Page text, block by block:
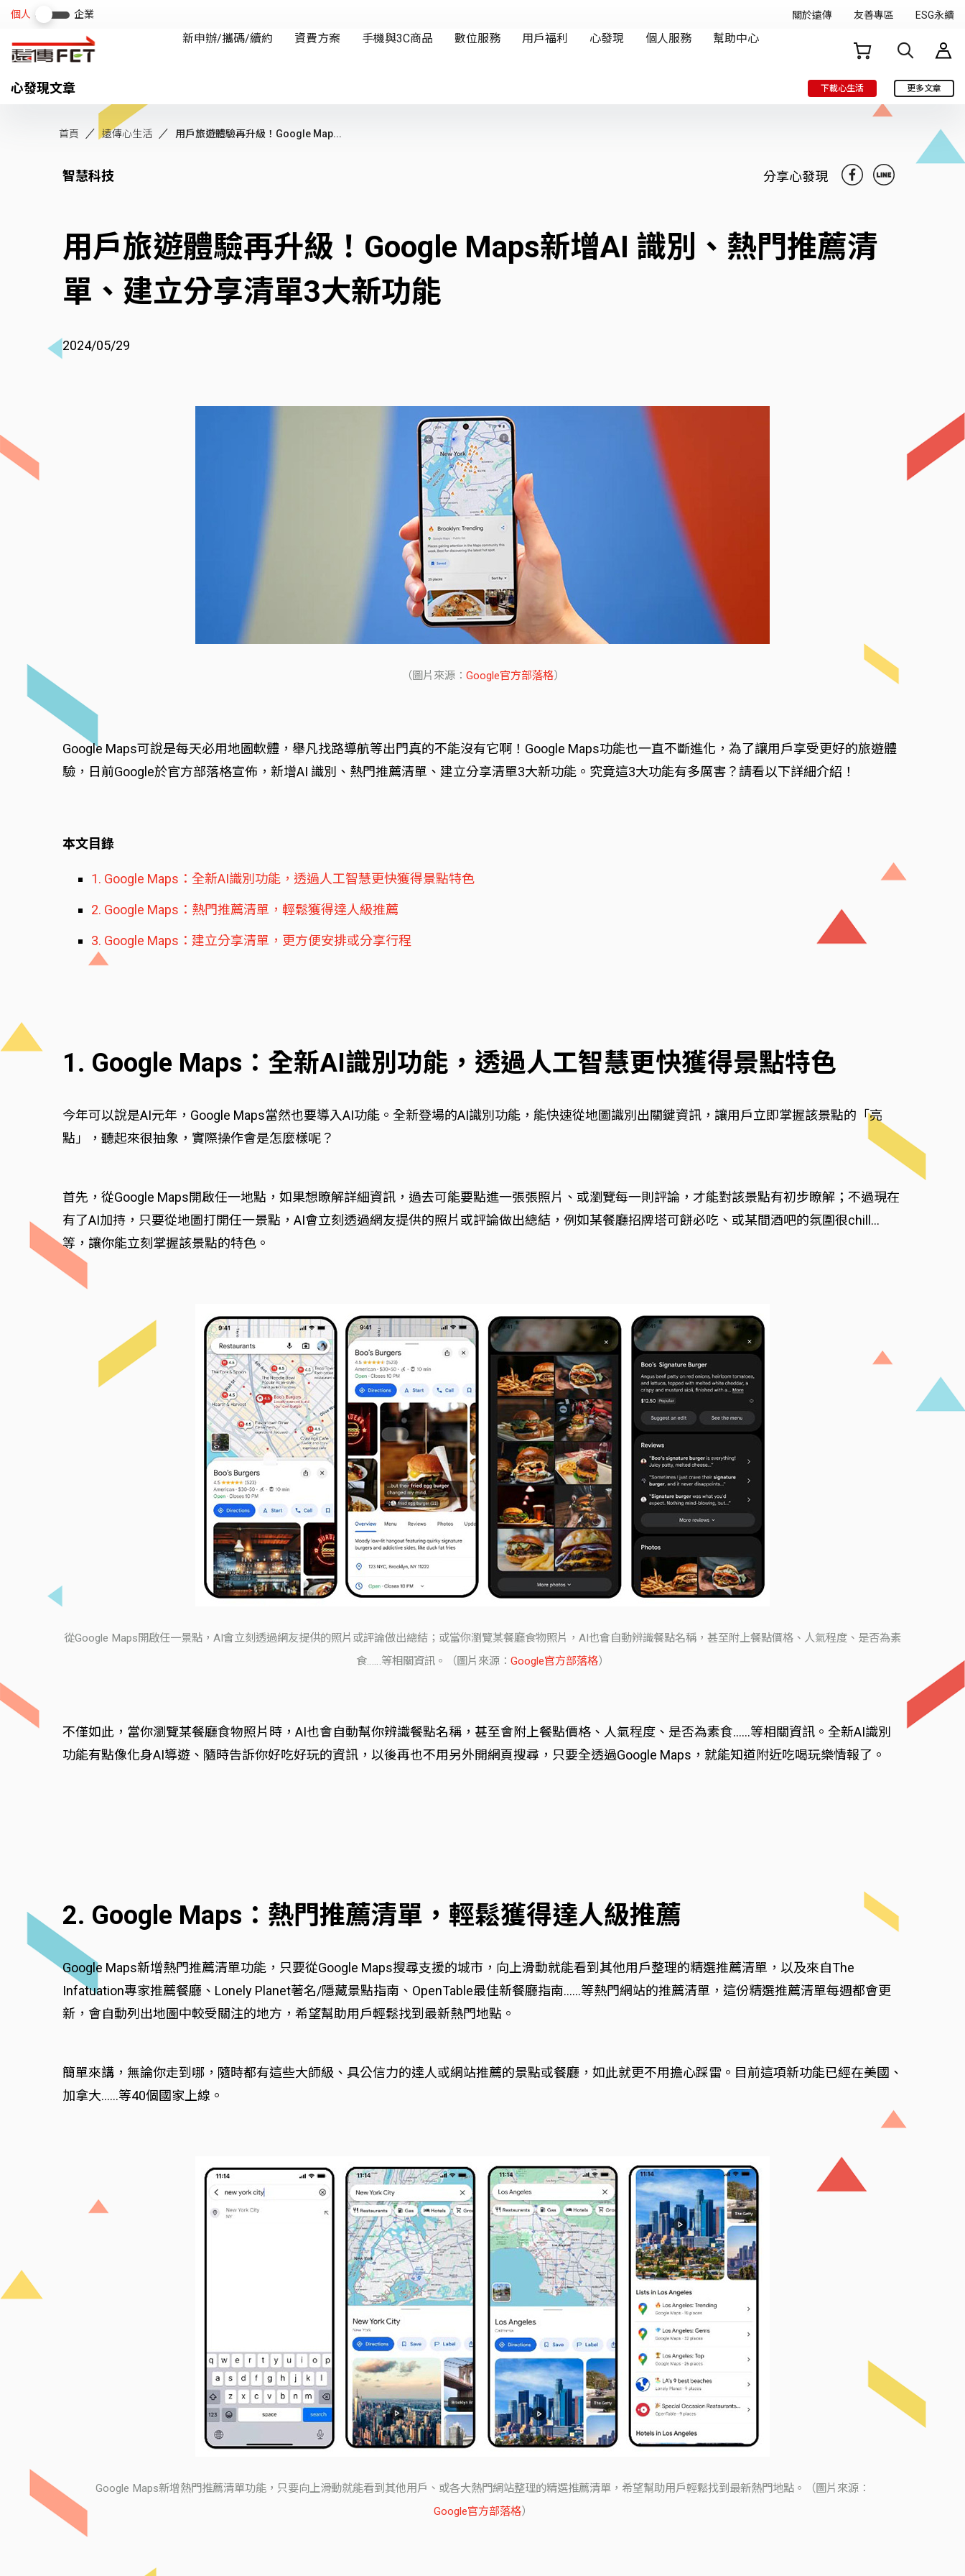
心發現文章 下載心生活 更多文章
首頁 遠傳心生活 用戶旅遊體驗再升級！Google Map...
智慧科技 分享心發現
用戶旅遊體驗再升級！Google Maps新增AI 識別、熱門推薦清
單、建立分享清單3大新功能
2024/05/29
（圖片來源： Google官方部落格）
Google Maps可說是每天必用地圖軟體，舉凡找路導航等出門真的不能沒有它啊！Google Maps功能也一直不斷進化，為了讓用戶享受更好的旅遊體
驗，日前Google於官方部落格宣佈，新增AI 識別、熱門推薦清單、建立分享清單3大新功能。究竟這3大功能有多厲害？請看以下詳細介紹！
本文目錄
1. Google Maps：全新AI識別功能，透過人工智慧更快獲得景點特色
2. Google Maps：熱門推薦清單，輕鬆獲得達人級推薦
3. Google Maps：建立分享清單，更方便安排或分享行程
1. Google Maps：全新AI識別功能，透過人工智慧更快獲得景點特色
今年可以說是AI元年，Google Maps當然也要導入AI功能。全新登場的AI識別功能，能快速從地圖識別出關鍵資訊，讓用戶立即掌握該景點的「亮
點」，聽起來很抽象，實際操作會是怎麼樣呢？
首先，從Google Maps開啟任一地點，如果想瞭解詳細資訊，過去可能要點進一張張照片、或瀏覽每一則評論，才能對該景點有初步瞭解；不過現在
有了AI加持，只要從地圖打開任一景點，AI會立刻透過網友提供的照片或評論做出總結，例如某餐廳招牌塔可餅必吃、或某間酒吧的氛圍很chill…
等，讓你能立刻掌握該景點的特色。
從Google Maps開啟任一景點，AI會立刻透過網友提供的照片或評論做出總結；或當你瀏覽某餐廳食物照片，AI也會自動辨識餐點名稱，甚至附上餐點價格、人氣程度、是否為素
食……等相關資訊。（圖片來源： Google官方部落格）
不僅如此，當你瀏覽某餐廳食物照片時，AI也會自動幫你辨識餐點名稱，甚至會附上餐點價格、人氣程度、是否為素食……等相關資訊。全新AI識別
功能有點像化身AI導遊、隨時告訴你好吃好玩的資訊，以後再也不用另外開網頁搜尋，只要全透過Google Maps，就能知道附近吃喝玩樂情報了。
2. Google Maps：熱門推薦清單，輕鬆獲得達人級推薦
Google Maps新增熱門推薦清單功能，只要從Google Maps搜尋支援的城市，向上滑動就能看到其他用戶整理的精選推薦清單，以及來自The
Infatuation專家推薦餐廳、Lonely Planet著名/隱藏景點指南、OpenTable最佳新餐廳指南……等熱門網站的推薦清單，這份精選推薦清單每週都會更
新，會自動列出地圖中較受關注的地方，希望幫助用戶輕鬆找到最新熱門地點。
簡單來講，無論你走到哪，隨時都有這些大師級、具公信力的達人或網站推薦的景點或餐廳，如此就更不用擔心踩雷。目前這項新功能已經在美國、
加拿大……等40個國家上線。
Google Maps新增熱門推薦清單功能，只要向上滑動就能看到其他用戶、或各大熱門網站整理的精選推薦清單，希望幫助用戶輕鬆找到最新熱門地點。（圖片來源：
Google官方部落格）